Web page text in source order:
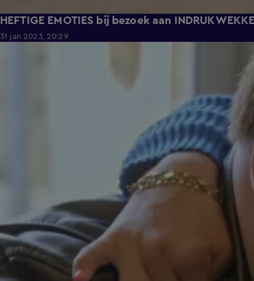
HEFTIGE EMOTIES bij bezoek aan
31 jan 2023, 20:29